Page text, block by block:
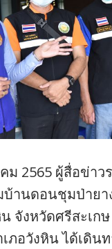
ม 2565 ผู้สื่อข่าว
านดอนชุมป่ายา
จังหวัดศรีสะเก
ภอวังหิน ได้เดิน